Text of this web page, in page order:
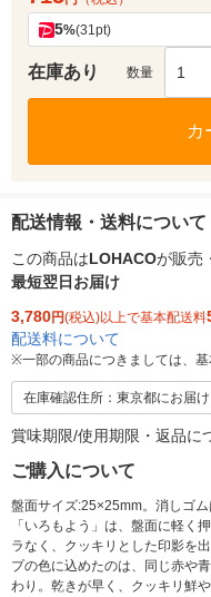
5%(31pt)
在庫あり 数量 1
カ
配送情報・送料について
この商品はLOHACOが販売
最短翌日お届け
3,780円(税込)以上で基本配送料
配送料について
※一部の商品につきましては、
在庫確認住所：東京都にお届け
賞味期限/使用期限・返品に
ご購入について
盤面サイズ:25×25mm。消しゴ
「いろもよう」は、盤面に軽く
ラなく、クッキリとした印影を
プの色に込めたのは、同じ赤や
わり。乾きが早く、クッキリ鮮